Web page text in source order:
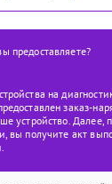
предоставляете?
на
заказ-
устройство. Далее,
вы получите акт